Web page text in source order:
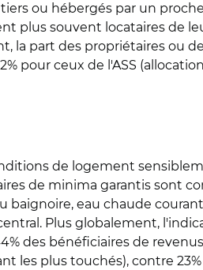
ou hébergés par un
plus souvent locataires de
la part des propriétaires ou
pour ceux de l'ASS
de logement
de minima garantis sont
baignoire, eau chaude
Plus globalement,
des bénéficiaires de
les plus touchés), contre